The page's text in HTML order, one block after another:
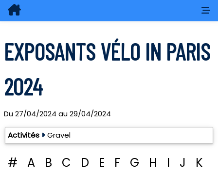
EXPOSANTS VÉLO IN PARIS
2024
Du27/04/2024 au29/04/2024
Activités Gravel
# A B C D E F G H I J
K